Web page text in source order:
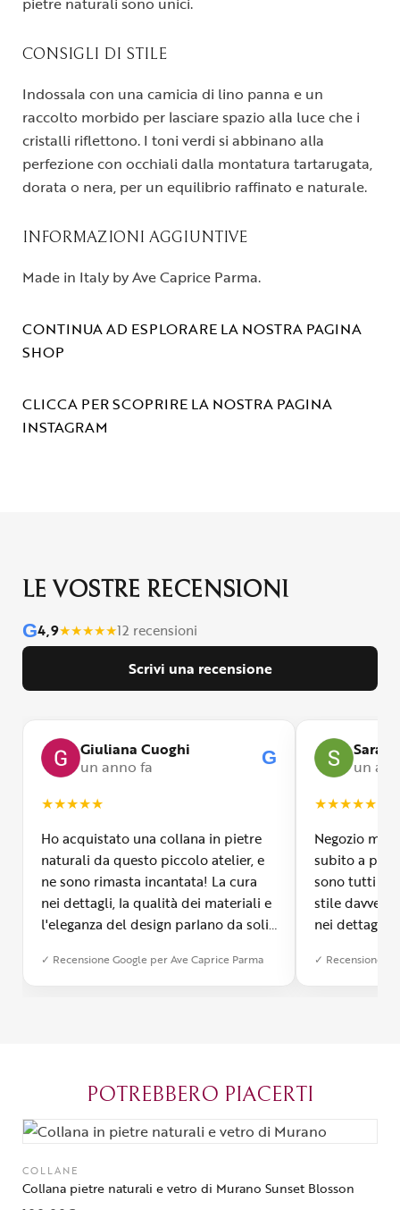
CONSIGLI DI STILE
Indossala con una camicia di lino panna e un
raccolto morbido per lasciare spazio alla luce che i
cristalli riflettono. I toni verdi si abbinano alla
perfezione con occhiali dalla montatura tartarugata,
dorata o nera, per un equilibrio raffinato e naturale.
INFORMAZIONI AGGIUNTIVE
Made in Italy by Ave Caprice Parma.
CONTINUA AD ESPLORARE LA NOSTRA PAGINA
SHOP
CLICCA PER SCOPRIRE LA NOSTRA PAGINA
INSTAGRAM
LE VOSTRE RECENSIONI
G4,9★★★★★12 recensioni
Scrivi una recensione
Giuliana Cuoghi
un anno fa
G
★★★★★
Ho acquistato una collana in pietre
naturali da questo piccolo atelier, e
ne sono rimasta incantata! La cura
nei dettagli, la qualità dei materiali e
l'eleganza del design parlano da soli.
stato impeccabile: veloce, preciso e
✓ Recensione Google per Ave Caprice Parma
Sara
un
★★★★★
Negozio
subito a
sono tutti
stile davvero
nei dettagli,
qualità e si
✓ Recensione
POTREBBERO PIACERTI
COLLANE
Collana pietre naturali e vetro di Murano Sunset Blosson